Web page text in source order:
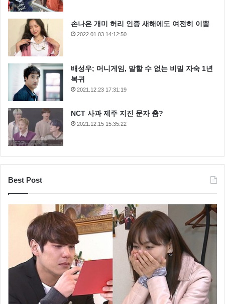
손나은 개미 허리 인증 새해에도 여전히 이뿜
2022.01.03 14:12:50
배성우; 머니게임, 말할 수 없는 비밀 자숙 1년
복귀
2021.12.23 17:31:19
NCT 사과 제주 지진 문자 춤?
2021.12.15 15:35:22
Best Post